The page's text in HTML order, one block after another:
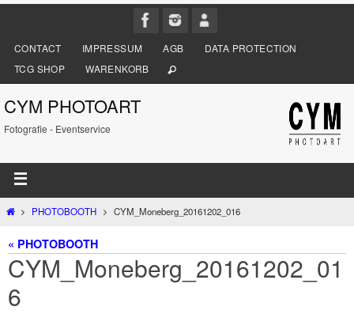
CONTACT IMPRESSUM AGB
DATA PROTECTION
TCG SHOP
WARENKORB
CYM PHOTOART
Fotografie - Eventservice
PHOTOBOOTH CYM_Moneberg_20161202_016
« PHOTOBOOTH
CYM_Moneberg_20161202_01
6